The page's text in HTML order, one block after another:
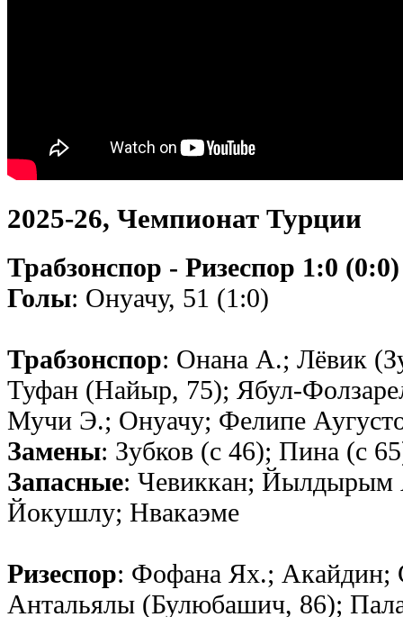
2025-26, Чемпионат Турции
Трабзонспор - Ризеспор 1:0 (0:0)
Голы: Онуачу, 51 (1:0)
Трабзонспор: Онана А.; Лёвик
Туфан (Найыр, 75); Ябул-
Мучи Э.; Онуачу; Фелипе
Замены: Зубков (с 46); Пина (с
Запасные: Чевиккан;
Йокушлу; Нвакаэме
Ризеспор: Фофана Ях.; Акайдин;
Антальялы (Булюбашич, 86);